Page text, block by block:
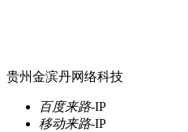
贵州金滨丹网络科技
百度来路-IP
移动来路-IP